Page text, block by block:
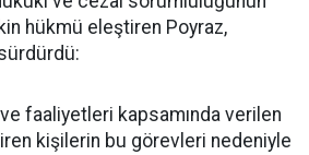
hükmü eleştiren Poyraz,
faaliyetleri kapsamında verilen
kişilerin bu görevleri nedeniyle